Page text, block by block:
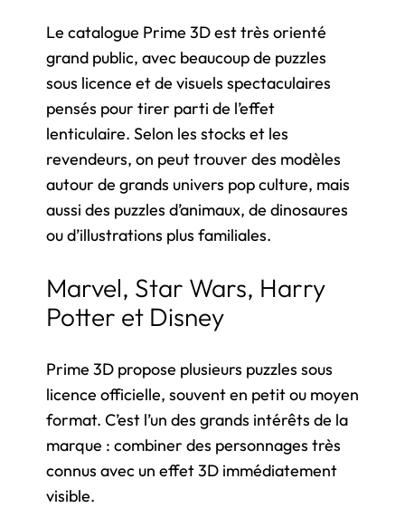
Le catalogue Prime 3D est très orienté
grand public, avec beaucoup de puzzles
sous licence et de visuels spectaculaires
pensés pour tirer parti de l’effet
lenticulaire. Selon les stocks et les
revendeurs, on peut trouver des modèles
autour de grands univers pop culture, mais
aussi des puzzles d’animaux, de dinosaures
ou d’illustrations plus familiales.
Marvel, Star Wars, Harry
Potter et Disney
Prime 3D propose plusieurs puzzles sous
licence officielle, souvent en petit ou moyen
format. C’est l’un des grands intérêts de la
marque : combiner des personnages très
connus avec un effet 3D immédiatement
visible.